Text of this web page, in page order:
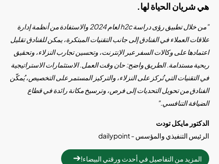
هي شريان الحياة لها.
"من خلال تطبيق رؤى دراسة h2c لعام 2024 والاستفادة من أنظمة إدارة
علاقات العملاء في الفنادق إلى جانب التقنيات المبتكرة، يمكن للفنادق تقليل
اعتمادها على وكالات السفر عبر الإنترنت، وتحسين تجارب النزلاء، وتحقيق
ربحية مستدامة. الطريق واضح: حان وقت العمل. الاستثمارات الاستراتيجية
في التقنيات التي تُركز على النزلاء، والتركيز المستمر على التخصيص، يُمكّن
الفنادق من تحويل التحديات إلى فرص، وترسيخ مكانة رائدة في قطاع
الضيافة التنافسي."
الدكتور مايكل تودت
الرئيس التنفيذي والمؤسس - dailypoint
المزيد من التفاصيل في أحدث ورقتي البيضاء!